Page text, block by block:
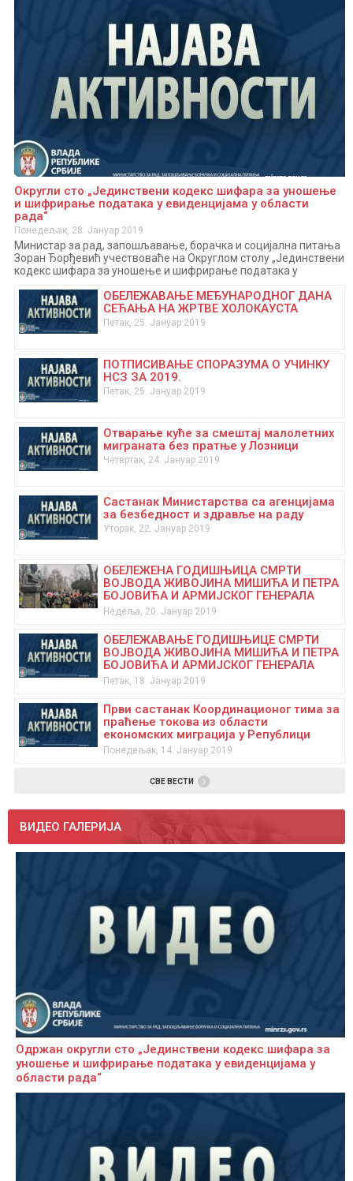
Округли сто „Јединствени кодекс шифара за уношење
и шифрирање података у евиденцијама у области
рада“
Понедељак, 28. Јануар 2019
Министар за рад, запошљавање, борачка и социјална питања
Зоран Ђорђевић учествоваће на Округлом столу „Јединствени
кодекс шифара за уношење и шифрирање података у
године у Привредној комори Србије, Ресавска 13-15, Сала 1, са
почетком у 10 часова. Поред министра Ђорђевића у уводном
делу говориће и руководилац Центра за едукацију и дуално
образовање Мирјана Ковачевић, помоћник министра за
ОБЕЛЕЖАВАЊЕ МЕЂУНАРОДНОГ ДАНА
СЕЋАЊА НА ЖРТВЕ ХОЛОКАУСТА
Петак, 25. Јануар 2019
ПОТПИСИВАЊЕ СПОРАЗУМА О УЧИНКУ
НСЗ ЗА 2019.
Петак, 25. Јануар 2019
Отварање куће за смештај малолетних
миграната без пратње у Лозници
Четвртак, 24. Јануар 2019
Састанак Министарства са агенцијама
за безбедност и здравље на раду
Уторак, 22. Јануар 2019
ОБЕЛЕЖEНА ГОДИШЊИЦА СМРТИ
ВОЈВОДА ЖИВОЈИНА МИШИЋА И ПЕТРА
БОЈОВИЋА И АРМИЈСКОГ ГЕНЕРАЛА
ПАВЛА ЈУРИШИЋА ШТУРМА
Недеља, 20. Јануар 2019
ОБЕЛЕЖАВАЊЕ ГОДИШЊИЦЕ СМРТИ
ВОЈВОДА ЖИВОЈИНА МИШИЋА И ПЕТРА
БОЈОВИЋА И АРМИЈСКОГ ГЕНЕРАЛА
ПАВЛА ЈУРИШИЋА ШТУРМА
Петак, 18. Јануар 2019
Први састанак Координационог тима за
праћење токова из области
економских миграција у Републици
Србији
Понедељак, 14. Јануар 2019
СВЕ ВЕСТИ
ВИДЕО ГАЛЕРИЈА
Одржан округли сто „Јединствени кодекс шифара за
уношење и шифрирање података у евиденцијама у
области рада“